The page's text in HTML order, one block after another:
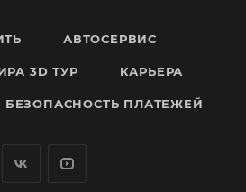
АВТОСЕРВИС
3D ТУР КАРЬЕРА
БЕЗОПАСНОСТЬ ПЛАТЕЖЕЙ